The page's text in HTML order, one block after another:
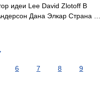
идеи Lee David Zlotoff В
Дана Элкар Страна …
6 7 8
9